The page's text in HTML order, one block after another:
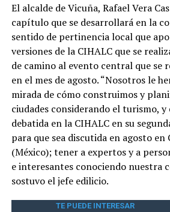
El alcalde de Vicuña, Rafael Vera
capítulo que se desarrollará en la
sentido de pertinencia local que
versiones de la CIHALC que se
de camino al evento central que se
en el mes de agosto. “Nosotros le
mirada de cómo construimos y
ciudades considerando el turismo, y
debatida en la CIHALC en su
para que sea discutida en agosto en
(México); tener a expertos y a
e interesantes conociendo nuestra
sostuvo el jefe edilicio.
TE PUEDE INTERESAR